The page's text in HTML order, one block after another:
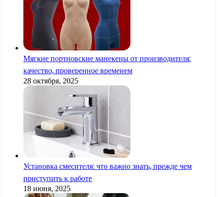
Мягкие портновские манекены от производителя:
качество, проверенное временем
28 октября, 2025
Установка смесителя: что важно знать, прежде чем
приступить к работе
18 июня, 2025